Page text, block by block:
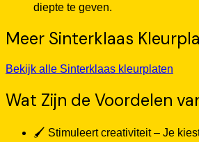
diepte te geven.
Meer Sinterklaas
Bekijk alle Sinterklaas kleurplaten
Wat Zijn de Voordelen
🖌️ Stimuleert creativiteit – Je